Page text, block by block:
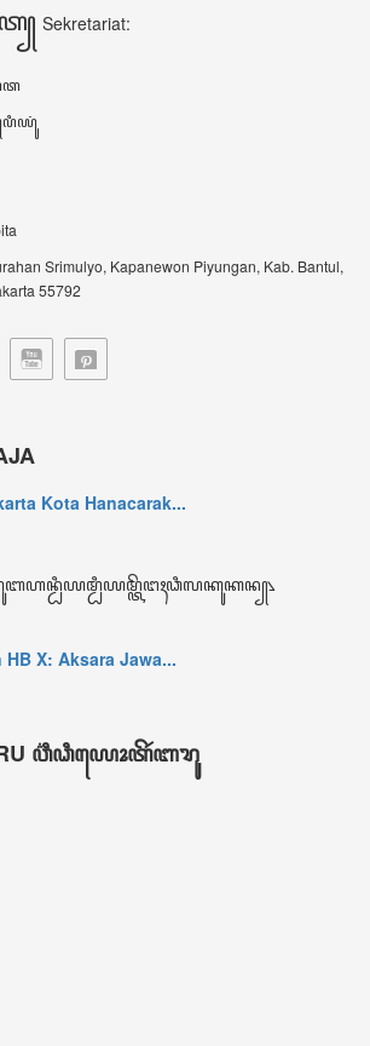
X: Aksara Jawa...
ꦮ꦳ꦶꦣꦶꦪꦺꦴꦠꦼꦂꦧꦫꦸ
ini
ini
606116